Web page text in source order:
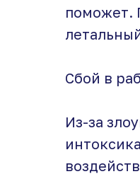
поможет.
Сбой в
Из-за